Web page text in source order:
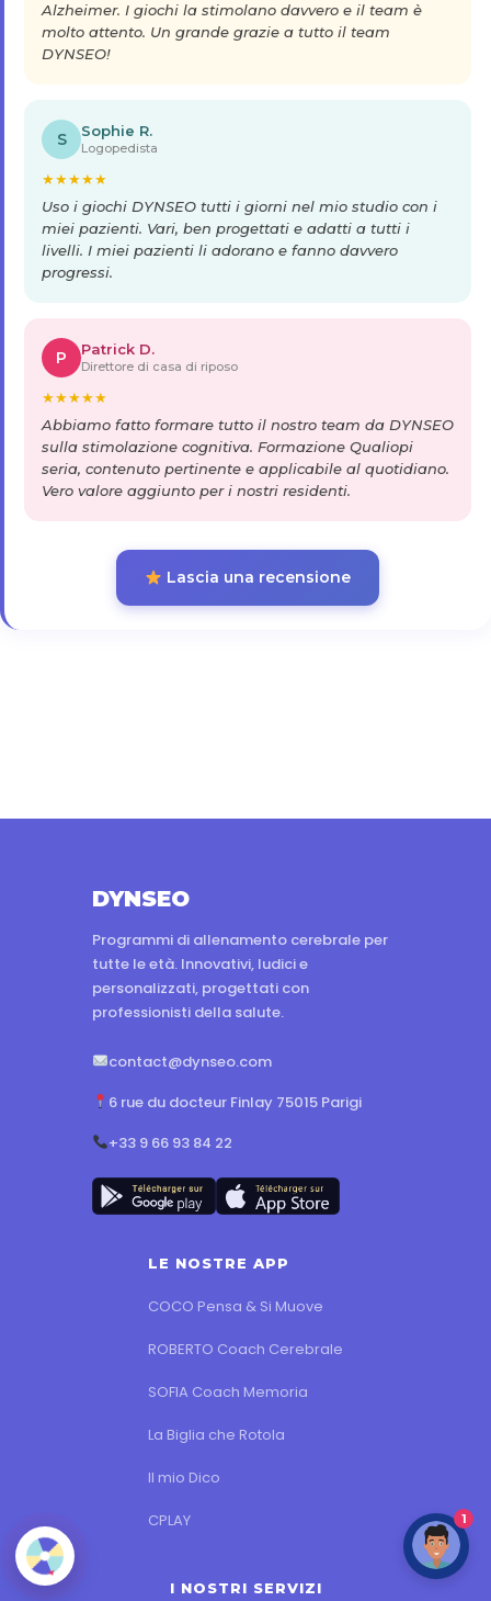
Alzheimer. I giochi la stimolano davvero e il team è
molto attento. Un grande grazie a tutto il team
DYNSEO!
S Sophie R.
Logopedista
★★★★★
Uso i giochi DYNSEO tutti i giorni nel mio studio con i
miei pazienti. Vari, ben progettati e adatti a tutti i
livelli. I miei pazienti li adorano e fanno davvero
progressi.
P Patrick D.
Direttore di casa di riposo
★★★★★
Abbiamo fatto formare tutto il nostro team da DYNSEO
sulla stimolazione cognitiva. Formazione Qualiopi
seria, contenuto pertinente e applicabile al quotidiano.
Vero valore aggiunto per i nostri residenti.
Lascia una recensione
DYNSEO
Programmi di allenamento cerebrale per
tutte le età. Innovativi, ludici e
personalizzati, progettati con
professionisti della salute.
contact@dynseo.com
6 rue du docteur Finlay 75015 Parigi
+33 9 66 93 84 22
LE NOSTRE APP
COCO Pensa & Si Muove
ROBERTO Coach Cerebrale
SOFIA Coach Memoria
La Biglia che Rotola
Il mio Dico
CPLAY
I NOSTRI SERVIZI
1